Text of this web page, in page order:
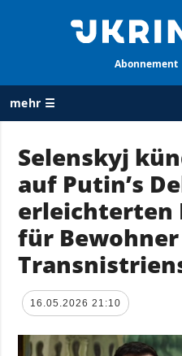
Abonnement
mehr ☰
ALLE
RUBRIKEN
Krieg
Wiederaufbau
der Ukraine
Politik
Wirtschaft
Militär
Selenskyj
auf Putin’s
erleichterten
für Bewohner
16.05.2026 21:10